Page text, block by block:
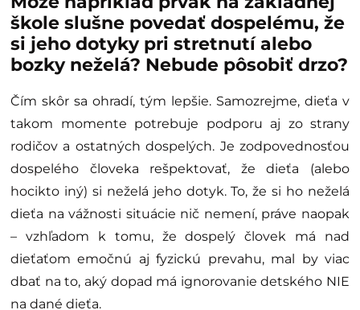
škole slušne povedať dospelému, že
si jeho dotyky pri stretnutí alebo
bozky neželá? Nebude pôsobiť drzo?
Čím skôr sa ohradí, tým lepšie. Samozrejme, dieťa v
takom momente potrebuje podporu aj zo strany
rodičov a ostatných dospelých. Je zodpovednosťou
dospelého človeka rešpektovať, že dieťa (alebo
hocikto iný) si neželá jeho dotyk. To, že si ho neželá
dieťa na vážnosti situácie nič nemení, práve naopak
– vzhľadom k tomu, že dospelý človek má nad
dieťaťom emočnú aj fyzickú prevahu, mal by viac
dbať na to, aký dopad má ignorovanie detského NIE
na dané dieťa.